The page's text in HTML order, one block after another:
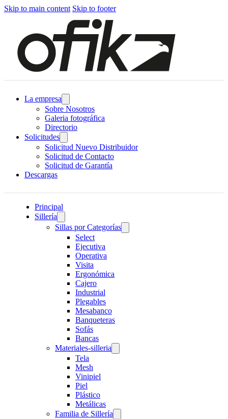
Skip to main content Skip to footer
La empresa
Sobre Nosotros
Galeria fotográfica
Directorio
Solicitudes
Solicitud Nuevo Distribuidor
Solicitud de Contacto
Solicitud de Garantía
Descargas
Principal
Sillería
Sillas por Categorías
Select
Ejecutiva
Operativa
Visita
Ergonómica
Cajero
Industrial
Plegables
Mesabanco
Banqueteras
Sofás
Bancas
Materiales-silleria
Tela
Mesh
Vinipiel
Piel
Plástico
Metálicas
Familia de Sillería